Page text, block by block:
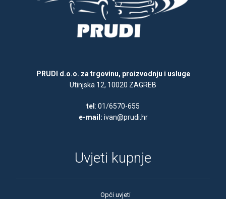
PRUDI d.o.o. za trgovinu, proizvodnju i usluge
Utinjska 12, 10020 ZAGREB
tel : 01/6570-655
e-mail: ivan@prudi.hr
Uvjeti kupnje
Opći uvjeti